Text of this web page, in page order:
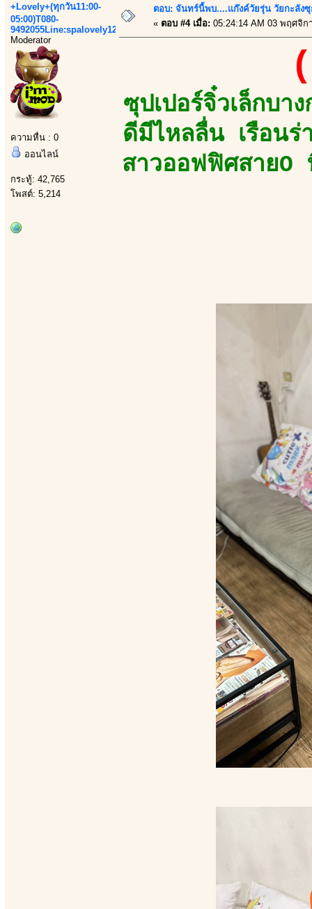
+Lovely+(ทุกวัน11:00-
05:00)T080-
9492055Line:spalovely123
Moderator
ความหื่น : 0
ออนไลน์
กระทู้: 42,765
โพสต์: 5,214
ตอบ: จันทร์นี้พบ....แก๊งค์วัยรุ่น วัยกะลัง
« ตอบ #4 เมื่อ: 05:24:14 AM 03 พฤศจิก
ซุปเปอร์จิ๋วเล็กบ
ดีมีไหลลื่น เรือน
สาวออฟฟิศสายO